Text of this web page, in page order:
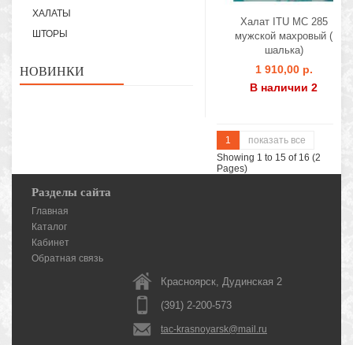
ХАЛАТЫ
ШТОРЫ
НОВИНКИ
Халат ITU MC 285
мужской махровый (
шалька)
1 910,00 р.
В наличии 2
1
показать все
Showing 1 to 15 of 16 (2
Pages)
Разделы сайта
Главная
Каталог
Кабинет
Обратная связь
Красноярск, Дудинская 2
(391) 2-200-573
tac-krasnoyarsk@mail.ru